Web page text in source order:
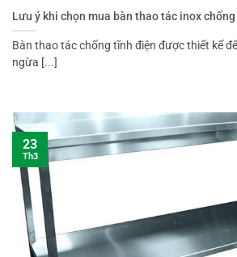
Lưu ý khi chọn mua bàn thao tác inox
Bàn thao tác chống tĩnh điện được thiết kế
ngừa [...]
23
Th3